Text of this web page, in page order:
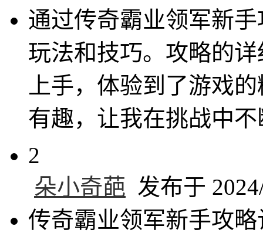
通过传奇霸业领军新
玩法和技巧。攻略的
上手，体验到了游戏
有趣，让我在挑战中
2
朵小奇葩 发布于
传奇霸业领军新手攻